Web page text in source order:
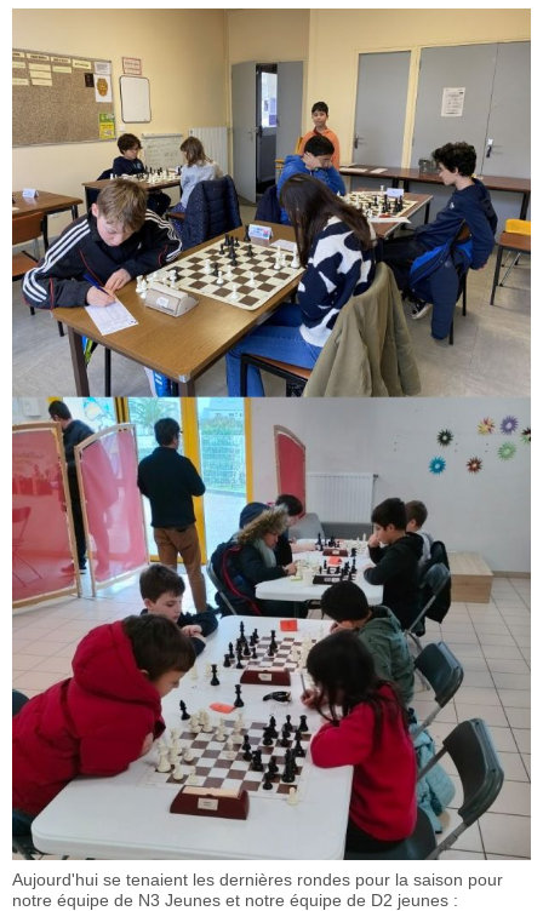
Aujourd'hui se tenaient les dernières rondes pour la saison pour
notre équipe de N3 Jeunes et notre équipe de D2 jeunes :